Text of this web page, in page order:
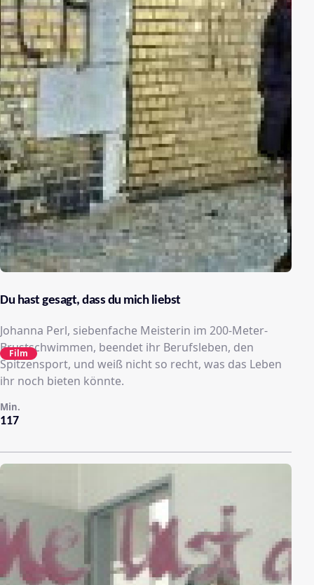
Du hast gesagt, dass du mich liebst
Johanna Perl, siebenfache Meisterin im 200-Meter-
Brustschwimmen, beendet ihr Berufsleben, den
Spitzensport, und weiß nicht so recht, was das Leben
ihr noch bieten könnte.
117
Min.
Film